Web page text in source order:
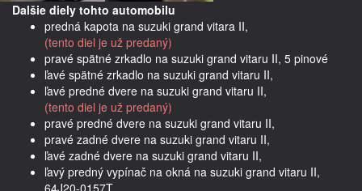
Dalšie diely tohto automobilu
predná kapota na suzuki grand vitara II,
(tento diel je už predaný)
pravé spätné zrkadlo na suzuki grand vitaru II, 5 pinové
ľavé spätné zrkadlo na suzuki grand vitaru II,
ľavé predné dvere na suzuki grand vitaru II,
(tento diel je už predaný)
pravé predné dvere na suzuki grand vitaru II,
pravé zadné dvere na suzuki grand vitaru II,
ľavé zadné dvere na suzuki grand vitaru II,
ľavý predný vypínač na okná na suzuki grand vitaru II,
64J20-0157T